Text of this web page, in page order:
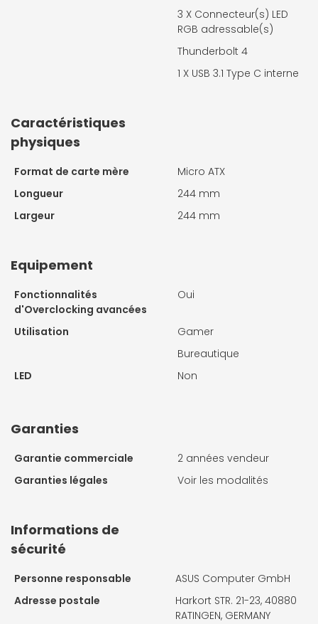
3 X Connecteur(s) LED
RGB adressable(s)
Thunderbolt 4
1 X USB 3.1 Type C interne
Caractéristiques
physiques
Format de carte mère
Micro ATX
Longueur
244 mm
Largeur
244 mm
Equipement
Fonctionnalités
d'Overclocking avancées
Oui
Utilisation
Gamer
Bureautique
LED
Non
Garanties
Garantie commerciale
2 années vendeur
Garanties légales
Voir les modalités
Informations de
sécurité
Personne responsable
ASUS Computer GmbH
Adresse postale
Harkort STR. 21-23, 40880
RATINGEN, GERMANY